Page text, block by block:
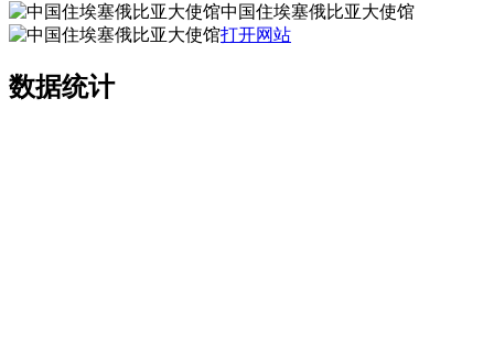
中国住埃塞俄比亚大使馆
打开网站
数据统计